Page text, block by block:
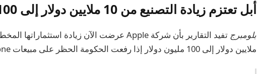
أبل تعتزم زيادة التصنيع من 10 ملايين دولار إلى 100 مليون دولار
بلومبرج
ملايين دولار إلى 100 مليون دولار إذا رفعت الحكومة الحظر على مبيعات iPhone.